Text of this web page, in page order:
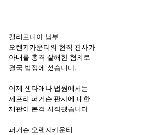
캘리포니아 남부
오렌지카운티의 현직 판사가
아내를 총격 살해한 혐의로
결국 법정에 섰습니다.
어제 샌타애나 법원에서는
제프리 퍼거슨 판사에 대한
재판이 본격 시작됐습니다.
퍼거슨 오렌지카운티